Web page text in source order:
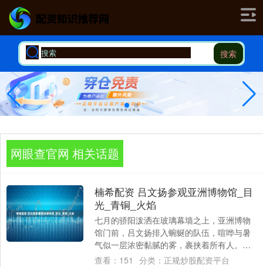
搜索
网眼查官网 相关话题
楠希配资 吕文扬参观亚洲博物馆_目
光_青铜_火焰
七月的骄阳泼洒在玻璃幕墙之上，亚洲博物
馆门前，吕文扬排入蜿蜒的队伍，喧哗与暑
气似一层浓密黏腻的雾，裹挟着所有人。他
擦擦额角的汗，终于挤进馆内，骤然被空调
查看： 151 分类： 正规炒股配资平台